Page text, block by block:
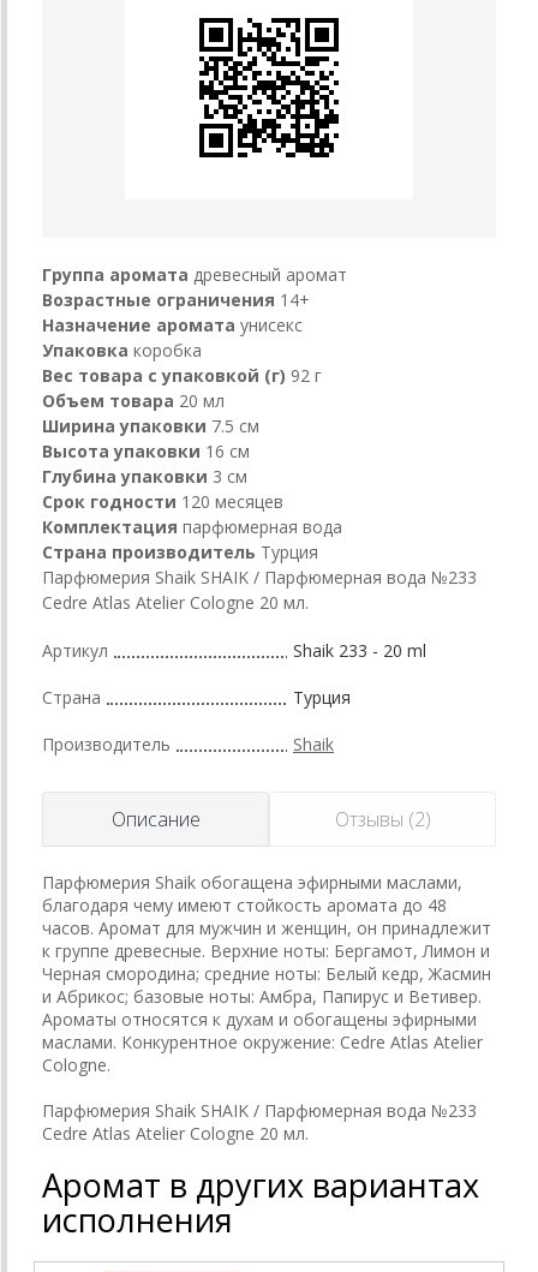
Группа аромата древесный аромат
Возрастные ограничения 14+
Назначение аромата унисекс
Упаковка коробка
Вес товара с упаковкой (г) 92 г
Объем товара 20 мл
Ширина упаковки 7.5 см
Высота упаковки 16 см
Глубина упаковки 3 см
Срок годности 120 месяцев
Комплектация парфюмерная вода
Страна производитель Турция
Парфюмерия Shaik SHAIK / Парфюмерная вода №233
Cedre Atlas Atelier Cologne 20 мл.
Артикул Shaik 233 - 20 ml
Страна Турция
Производитель Shaik
Описание Отзывы (2)
Парфюмерия Shaik обогащена эфирными маслами,
благодаря чему имеют стойкость аромата до 48
часов. Аромат для мужчин и женщин, он принадлежит
к группе древесные. Верхние ноты: Бергамот, Лимон и
Черная смородина; средние ноты: Белый кедр, Жасмин
и Абрикос; базовые ноты: Амбра, Папирус и Ветивер.
Ароматы относятся к духам и обогащены эфирными
маслами. Конкурентное окружение: Cedre Atlas Atelier
Cologne.
Парфюмерия Shaik SHAIK / Парфюмерная вода №233
Cedre Atlas Atelier Cologne 20 мл.
Аромат в других вариантах
исполнения